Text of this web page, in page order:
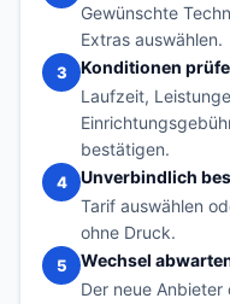
Gewünschte
Extras auswählen.
3
Konditionen
Laufzeit,
bestätigen.
4
Unverbindlich
Tarif auswählen
ohne Druck.
5
Wechsel
Der neue Anbieter